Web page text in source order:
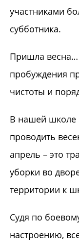
участниками
субботника.
Пришла весна…
пробуждения
чистоты и
В нашей школе
проводить
апрель – это
уборки во
территории к
Судя по
настроению,